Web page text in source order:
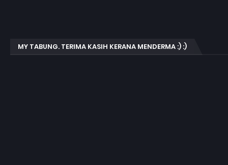
MY TABUNG. TERIMA KASIH KERANA MENDERMA :) :)